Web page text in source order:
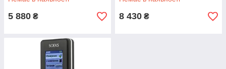
5 880 ₴ 8 430 ₴